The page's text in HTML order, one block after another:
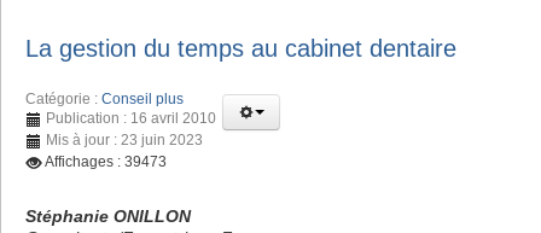
La gestion du temps au cabinet dentaire
Catégorie : Conseil plus
Publication : 16 avril 2010
Mis à jour : 23 juin 2023
Affichages : 39473
Stéphanie ONILLON